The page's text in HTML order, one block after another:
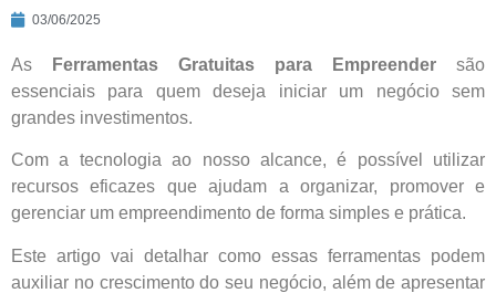
03/06/2025
As Ferramentas Gratuitas para Empreender são
essenciais para quem deseja iniciar um negócio sem
grandes investimentos.
Com a tecnologia ao nosso alcance, é possível utilizar
recursos eficazes que ajudam a organizar, promover e
gerenciar um empreendimento de forma simples e prática.
Este artigo vai detalhar como essas ferramentas podem
auxiliar no crescimento do seu negócio, além de apresentar